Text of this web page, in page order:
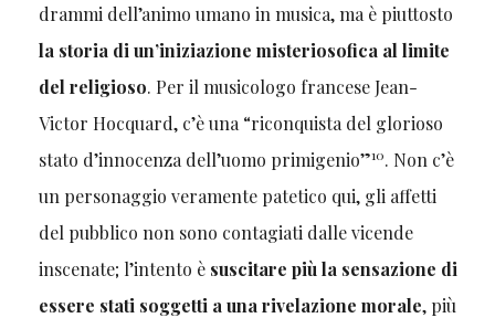
drammi dell’animo umano in musica, ma è piuttosto
la storia di un’iniziazione misteriosofica al limite
del religioso. Per il musicologo francese Jean-
Victor Hocquard, c’è una “riconquista del glorioso
stato d’innocenza dell’uomo primigenio”10. Non c’è
un personaggio veramente patetico qui, gli affetti
del pubblico non sono contagiati dalle vicende
inscenate; l’intento è suscitare più la sensazione di
essere stati soggetti a una rivelazione morale, più